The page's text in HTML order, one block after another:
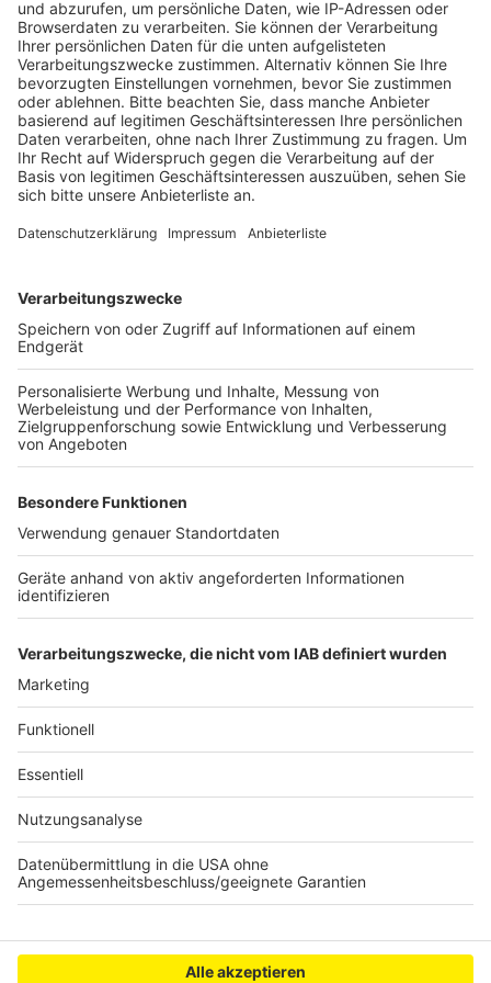
Veröffentlicht: Freitag, 18.04.2025 09:39
Anzeige
I n der Nacht zu Freitag (18. April) ereignete sich auf
der A4 in Richtung Aachen ein Unfall mit einem LKW im
Klettenberg. Gegen 4 Uhr kippte ein großer 30-Tonner
auf der Fahrbahn, wodurch der Verkehr nur über eine
Spur an der Unfallstelle vorbeigeleitet werden kann.
Die Bergung des LKW wird voraussichtlich noch einige
Zeit in Anspruch nehmen. Laut Polizei muss der LKW
zunächst entleert werden, bevor er aufgerichtet und
abtransportiert werden kann. Zudem ist die Entfernung
einer Betonleitplanke erforderlich, um den LKW zu
bergen. Eine zuständige Firma ist bereits vor Ort, um
Die Ursache für das Umkippen des LKW ist derzeit
noch unklar. Es besteht jedoch der Verdacht, dass
Alkohol im Spiel gewesen sein könnte. Die
Ermittlungen dazu dauern an.
Anzeige
Anzeige